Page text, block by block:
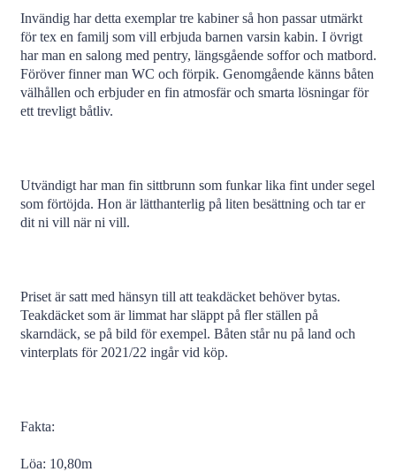
Invändig har detta exemplar tre kabiner så hon passar utmärkt
för tex en familj som vill erbjuda barnen varsin kabin. I övrigt
har man en salong med pentry, längsgående soffor och matbord.
Föröver finner man WC och förpik. Genomgående känns båten
välhållen och erbjuder en fin atmosfär och smarta lösningar för
ett trevligt båtliv.
Utvändigt har man fin sittbrunn som funkar lika fint under segel
som förtöjda. Hon är lätthanterlig på liten besättning och tar er
dit ni vill när ni vill.
Priset är satt med hänsyn till att teakdäcket behöver bytas.
Teakdäcket som är limmat har släppt på fler ställen på
skarndäck, se på bild för exempel. Båten står nu på land och
vinterplats för 2021/22 ingår vid köp.
Fakta:
Löa: 10,80m